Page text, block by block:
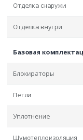
Отделка снаружи
Отделка внутри
Базовая
Блокираторы
Петли
Уплотнение
Шумотеплоизоляция